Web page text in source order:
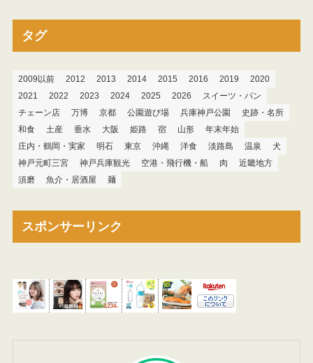
タグ
2009以前 2012 2013 2014 2015 2016 2019
2020
2021
2022 2023 2024 2025 2026
スイーツ・パン
チェーン店
万博 京都 公園遊び場 兵庫神戸公園
史跡・名所
和食
土産 垂水 大阪 姫路 宿 山形
年末年始
庄内・鶴岡・実家
明石 東京 沖縄 洋食 淡路島 温泉
犬
神戸元町三宮
神戸兵庫観光 空港・飛行機・船 肉
近畿地方
須磨
魚介・居酒屋 麺
スポンサーリンク